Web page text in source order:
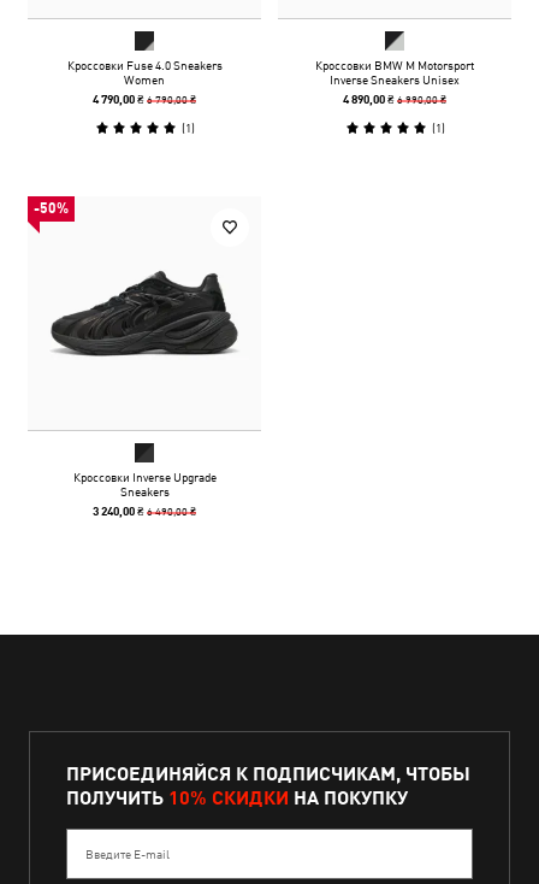
Кроссовки Fuse 4.0 Sneakers
Women
4 790,00 ₴6 790,00 ₴
(1)
Кроссовки BMW M Motorsport
Inverse Sneakers Unisex
4 890,00 ₴6 990,00 ₴
(1)
-50%
Кроссовки Inverse Upgrade
Sneakers
3 240,00 ₴6 490,00 ₴
ПРИСОЕДИНЯЙСЯ К ПОДПИСЧИКАМ, ЧТОБЫ
ПОЛУЧИТЬ 10% СКИДКИ НА ПОКУПКУ
Введите E-mail